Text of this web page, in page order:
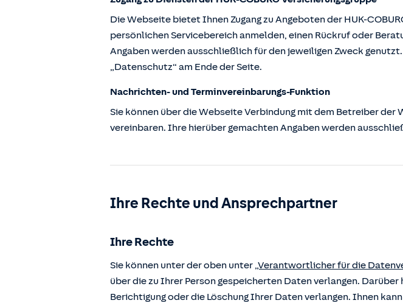
Die Webseite bietet Ihnen Zugang zu Angeboten der HUK-
persönlichen Servicebereich anmelden, einen Rückruf oder
Angaben werden ausschließlich für den jeweiligen Zweck
„Datenschutz“ am Ende der Seite.
Nachrichten- und Terminvereinbarungs-Funktion
Sie können über die Webseite Verbindung mit dem Betreiber der
vereinbaren. Ihre hierüber gemachten Angaben werden
Ihre Rechte und Ansprechpartner
Ihre Rechte
Sie können unter der oben unter „Verantwortlicher für die
über die zu Ihrer Person gespeicherten Daten verlangen.
Berichtigung oder die Löschung Ihrer Daten verlangen. Ihnen